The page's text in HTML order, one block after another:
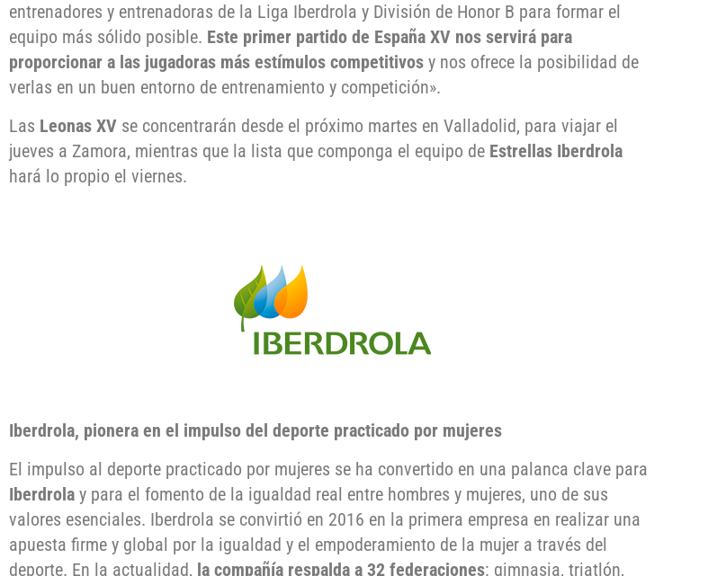
entrenadores y entrenadoras de la Liga Iberdrola y División de Honor B para formar el
equipo más sólido posible. Este primer partido de España XV nos servirá para
proporcionar a las jugadoras más estímulos competitivos y nos ofrece la posibilidad de
verlas en un buen entorno de entrenamiento y competición».
Las Leonas XV se concentrarán desde el próximo martes en Valladolid, para viajar el
jueves a Zamora, mientras que la lista que componga el equipo de Estrellas Iberdrola
hará lo propio el viernes.
Iberdrola, pionera en el impulso del deporte practicado por mujeres
El impulso al deporte practicado por mujeres se ha convertido en una palanca clave para
Iberdrola y para el fomento de la igualdad real entre hombres y mujeres, uno de sus
valores esenciales. Iberdrola se convirtió en 2016 en la primera empresa en realizar una
apuesta firme y global por la igualdad y el empoderamiento de la mujer a través del
deporte. En la actualidad, la compañía respalda a 32 federaciones: gimnasia, triatlón,